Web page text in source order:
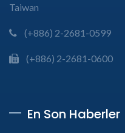
Taiwan
(+886) 2-2681-0599
(+886) 2-2681-0600
En Son Haberler